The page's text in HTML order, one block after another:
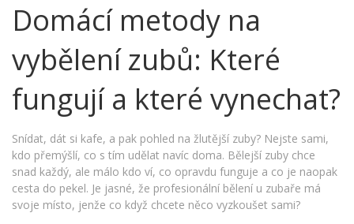
Domácí metody na
vybělení zubů: Které
fungují a které vynechat?
Snídat, dát si kafe, a pak pohled na žlutější zuby? Nejste sami,
kdo přemýšlí, co s tím udělat navíc doma. Bělejší zuby chce
snad každý, ale málo kdo ví, co opravdu funguje a co je naopak
cesta do pekel. Je jasné, že profesionální bělení u zubaře má
svoje místo, jenže co když chcete něco vyzkoušet sami?